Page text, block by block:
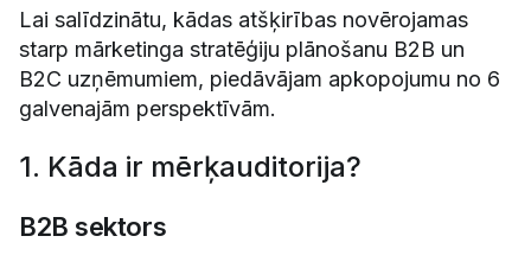
Lai salīdzinātu, kādas atšķirības novērojamas
starp mārketinga stratēģiju plānošanu B2B un
B2C uzņēmumiem, piedāvājam apkopojumu no 6
galvenajām perspektīvām.
1. Kāda ir mērķauditorija?
B2B sektors